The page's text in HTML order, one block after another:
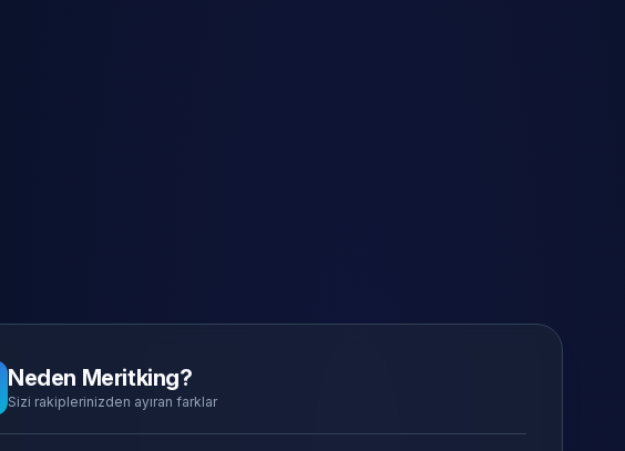
Neden Meritking?
Sizi rakiplerinizden ayıran farklar